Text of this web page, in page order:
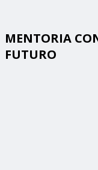
MENTORIA
FUTURO